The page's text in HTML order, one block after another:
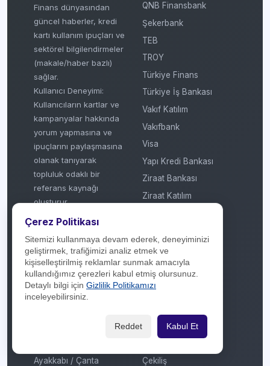
Finans dünyasından
güncel haberler, kredi
kartı kullanım ipuçları ve
sektörel bilgilendirmeler
(makale/haber bazlı)
sağlar.
Kullanıcı Deneyimi:
Kullanıcıların kartlar ve
kampanyalar hakkında
yorum yapmasına ve
ipuçlarını paylaşmasına
olanak tanıyarak
topluluk odaklı bir
referans kaynağı
oluşturur.
© 2018 - 2026
QNB Finansbank
Şekerbank
TEB
TROY
Türkiye Finans
Türkiye İş Bankası
Vakıf Katılım
Vakıfbank
Visa
Yapı Kredi Bankası
Ziraat Bankası
Ziraat Katılım
Sektörler
Akaryakıt
Aksesuar / Takı
Ayakkabı / Çanta
Kategoriler
Aktüel / Broşür
Anneler Günü
Çekiliş
Çerez Politikası
Sitemizi kullanmaya devam ederek, deneyiminizi
geliştirmek, trafiğimizi analiz etmek ve
kişiselleştirilmiş reklamlar sunmak amacıyla
kullandığımız çerezleri kabul etmiş olursunuz.
Detaylı bilgi için Gizlilik Politikamızı
inceleyebilirsiniz.
Reddet Kabul Et